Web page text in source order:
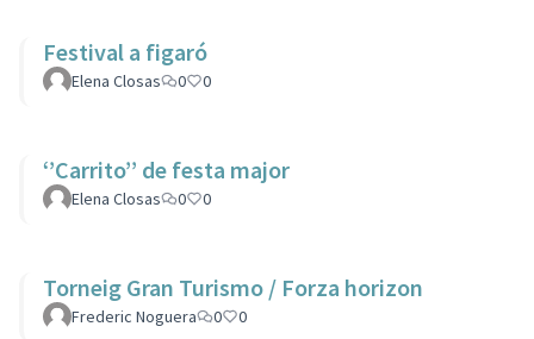
Festival a figaró
Elena Closas 0 0
‘’Carrito’’ de festa major
Elena Closas 0 0
Torneig Gran Turismo / Forza horizon
Frederic Noguera 0 0